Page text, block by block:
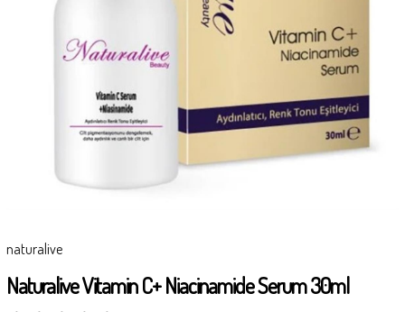
naturalive
Naturalive Vitamin C+ Niacinamide Serum 30ml